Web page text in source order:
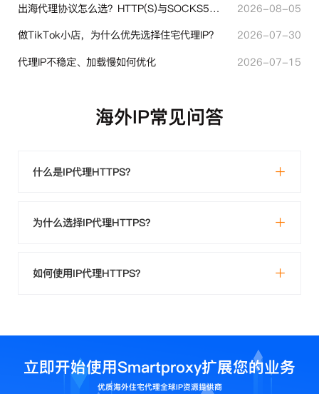
出海代理协议怎么选？HTTP(S)与SOCKS5核心差异与选型技巧
2026-08-05
做TikTok小店，为什么优先选择住宅代理IP？
2026-07-30
代理IP不稳定、加载慢如何优化
2026-07-15
海外IP常见问答
什么是IP代理HTTPS？
为什么选择IP代理HTTPS？
如何使用IP代理HTTPS？
立即开始使用Smartproxy扩展您的业务
优质海外住宅代理全球IP资源提供商